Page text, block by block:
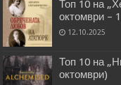
Топ 10 на
октомври –
12.10.2025
Топ 10 на
октомври)